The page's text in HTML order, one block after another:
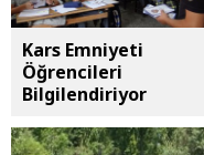
Kars Emniyeti
Öğrencileri
Bilgilendiriyor